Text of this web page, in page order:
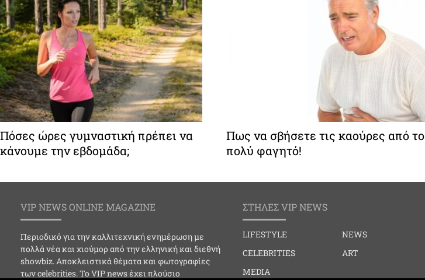
Πόσες ώρες γυμναστική πρέπει να
κάνουμε την εβδομάδα;
Πως να σβήσετε τις καούρες από το
πολύ φαγητό!
VIP NEWS ONLINE MAGAZINE
Περιοδικό για την καλλιτεχνική ενημέρωση με
πολλά νέα και χιούμορ από την ελληνική και διεθνή
showbiz. Αποκλειστικά θέματα και φωτογραφίες
των celebrities. Το VIP news έχει πλούσιο
ΣΤΗΛΕΣ VIP NEWS
LIFESTYLE
CELEBRITIES
MEDIA
NEWS
ART